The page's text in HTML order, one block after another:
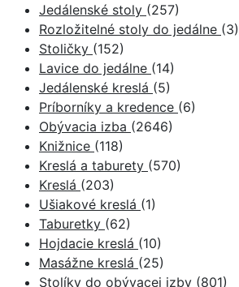
Jedálenské stoly (257)
Rozložitelné stoly do jedálne (3)
Stoličky (152)
Lavice do jedálne (14)
Jedálenské kreslá (5)
Príborníky a kredence (6)
Obývacia izba (2646)
Knižnice (118)
Kreslá a taburety (570)
Kreslá (203)
Ušiakové kreslá (1)
Taburetky (62)
Hojdacie kreslá (10)
Masážne kreslá (25)
Stolíky do obývacej izby (801)